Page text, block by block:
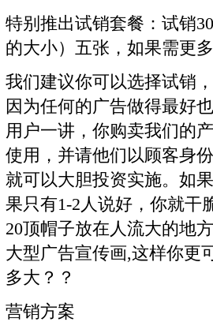
特别推出试销套餐：试销
的大小）五张，如果需更
我们建议你可以选择试销
因为任何的广告做得最好
用户一讲，你购卖我们的
使用，并请他们以顾客身
就可以大胆投资实施。如
果只有1-2人说好，你就干
20顶帽子放在人流大的地
大型广告宣传画,这样你更
多大？？
营销方案